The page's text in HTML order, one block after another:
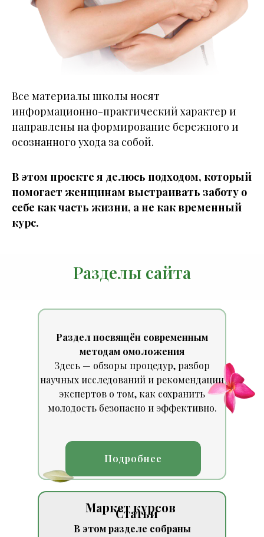
Все материалы школы носят
информационно-практический характер и
направлены на формирование бережного и
осознанного ухода за собой.
В этом проекте я делюсь подходом, который
помогает женщинам выстраивать заботу о
себе как часть жизни, а не как временный
курс.
Разделы сайта
Маркет курсов
Статьи
Подробнее
Раздел посвящён современным
методам омоложения
Здесь — обзоры процедур, разбор
научных исследований и рекомендации
экспертов о том, как сохранить
молодость безопасно и эффективно.
В этом разделе собраны